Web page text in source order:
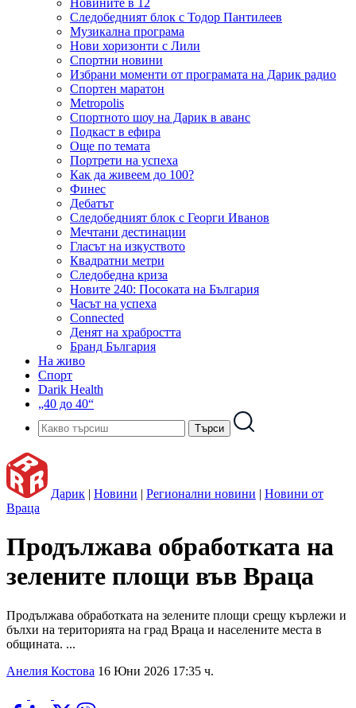
Новините в 12
Следобедният блок с Тодор Пантилеев
Музикална програма
Нови хоризонти с Лили
Спортни новини
Избрани моменти от програмата на Дарик радио
Спортен маратон
Metropolis
Спортното шоу на Дарик в аванс
Подкаст в ефира
Още по темата
Портрети на успеха
Как да живеем до 100?
Финес
Дебатът
Следобедният блок с Георги Иванов
Мечтани дестинации
Гласът на изкуството
Квадратни метри
Следобедна криза
Новите 240: Посоката на България
Часът на успеха
Connected
Денят на храбростта
Бранд България
На живо
Спорт
Darik Health
„40 до 40“
Дарик | Новини | Регионални новини | Новини от
Враца
Продължава обработката на
зелените площи във Враца
Продължава обработката на зелените площи срещу кърлежи и
бълхи на територията на град Враца и населените места в
общината. ...
Анелия Костова 16 Юни 2026 17:35 ч.